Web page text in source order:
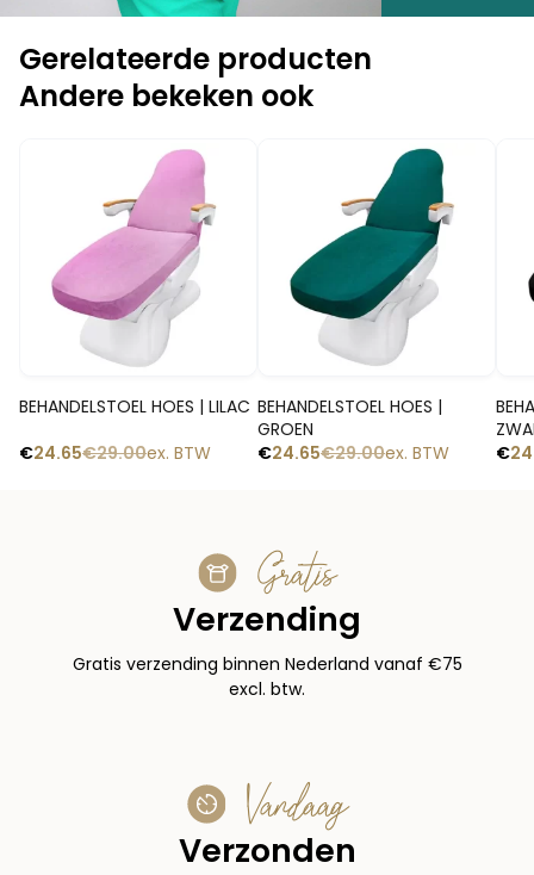
Gerelateerde producten
Andere bekeken ook
BEHANDELSTOEL HOES | LILAC
€29.00
€24.65 ex. BTW
BEHANDELSTOEL HOES |
GROEN
€29.00
€24.65 ex. BTW
€
Gratis
Verzending
Gratis verzending binnen Nederland vanaf €75
excl. btw.
Vandaag
Verzonden